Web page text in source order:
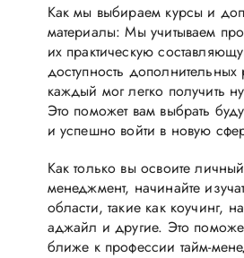
Как мы выбираем курсы и
материалы: Мы учитываем
их практическую
доступность
каждый мог легко получить
Это поможет вам выбрать
и успешно войти в новую
Как только вы освоите
менеджмент, начинайте
области, такие как коучинг,
аджайл и другие. Это
ближе к профессии тайм-